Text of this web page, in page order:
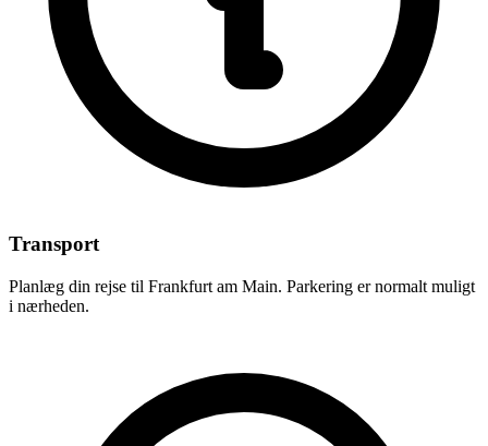
Transport
Planlæg din rejse til Frankfurt am Main. Parkering er normalt muligt
i nærheden.